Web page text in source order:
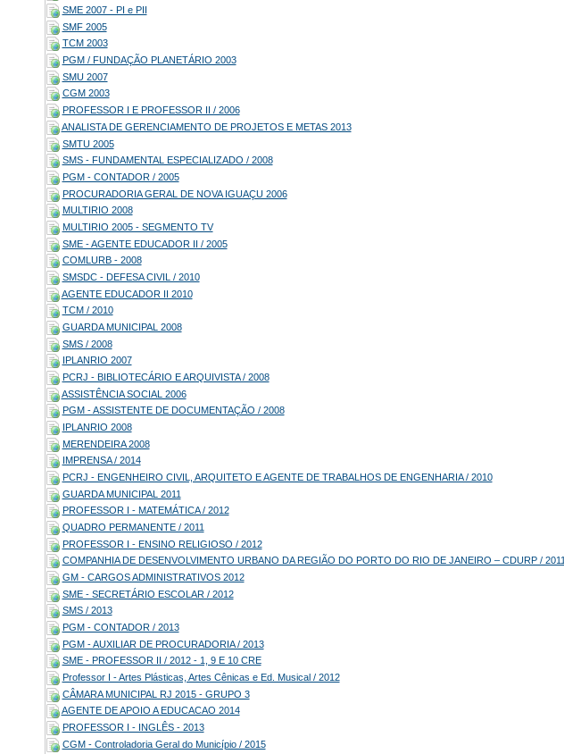
SME 2007 - PI e PII
SMF 2005
TCM 2003
PGM / FUNDAÇÃO PLANETÁRIO 2003
SMU 2007
CGM 2003
PROFESSOR I E PROFESSOR II / 2006
ANALISTA DE GERENCIAMENTO DE PROJETOS E METAS 2013
SMTU 2005
SMS - FUNDAMENTAL ESPECIALIZADO / 2008
PGM - CONTADOR / 2005
PROCURADORIA GERAL DE NOVA IGUAÇU 2006
MULTIRIO 2008
MULTIRIO 2005 - SEGMENTO TV
SME - AGENTE EDUCADOR II / 2005
COMLURB - 2008
SMSDC - DEFESA CIVIL / 2010
AGENTE EDUCADOR II 2010
TCM / 2010
GUARDA MUNICIPAL 2008
SMS / 2008
IPLANRIO 2007
PCRJ - BIBLIOTECÁRIO E ARQUIVISTA / 2008
ASSISTÊNCIA SOCIAL 2006
PGM - ASSISTENTE DE DOCUMENTAÇÃO / 2008
IPLANRIO 2008
MERENDEIRA 2008
IMPRENSA / 2014
PCRJ - ENGENHEIRO CIVIL, ARQUITETO E AGENTE DE TRABALHOS DE ENGENHARIA / 2010
GUARDA MUNICIPAL 2011
PROFESSOR I - MATEMÁTICA / 2012
QUADRO PERMANENTE / 2011
PROFESSOR I - ENSINO RELIGIOSO / 2012
COMPANHIA DE DESENVOLVIMENTO URBANO DA REGIÃO DO PORTO DO RIO DE JANEIRO – CDURP / 2011
GM - CARGOS ADMINISTRATIVOS 2012
SME - SECRETÁRIO ESCOLAR / 2012
SMS / 2013
PGM - CONTADOR / 2013
PGM - AUXILIAR DE PROCURADORIA / 2013
SME - PROFESSOR II / 2012 - 1, 9 E 10 CRE
Professor I - Artes Plásticas, Artes Cênicas e Ed. Musical / 2012
CÂMARA MUNICIPAL RJ 2015 - GRUPO 3
AGENTE DE APOIO A EDUCACAO 2014
PROFESSOR I - INGLÊS - 2013
CGM - Controladoria Geral do Município / 2015